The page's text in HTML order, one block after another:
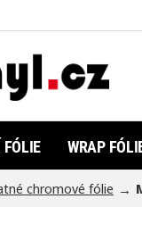
WRAP
chromové fólie